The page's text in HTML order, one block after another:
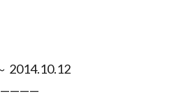
2014.10.12